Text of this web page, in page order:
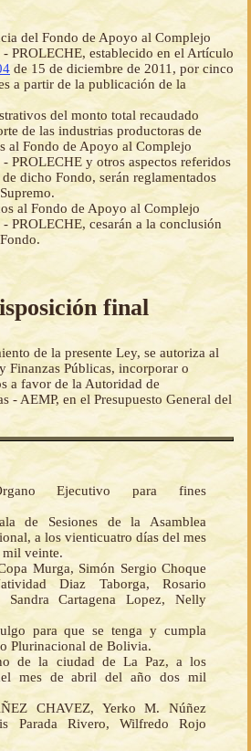
del Fondo de Apoyo al Complejo
PROLECHE, establecido en el Artículo
de 15 de diciembre de 2011, por cinco
a partir de la publicación de la
del monto total recaudado
de las industrias productoras de
al Fondo de Apoyo al Complejo
PROLECHE y otros aspectos referidos
dicho Fondo, serán reglamentados
al Fondo de Apoyo al Complejo
PROLECHE, cesarán a la conclusión
final
de la presente Ley, se autoriza al
Finanzas Públicas, incorporar o
a favor de la Autoridad de
- AEMP, en el Presupuesto General del
Ejecutivo para fines
de Sesiones de la Asamblea
a los vienticuatro días del mes
mil veinte.
Murga, Simón Sergio Choque
Diaz Taborga, Rosario
Sandra Cartagena Lopez, Nelly
para que se tenga y cumpla
Plurinacional de Bolivia.
de la ciudad de La Paz, a los
mes de abril del año dos mil
CHAVEZ, Yerko M. Núñez
Parada Rivero, Wilfredo Rojo